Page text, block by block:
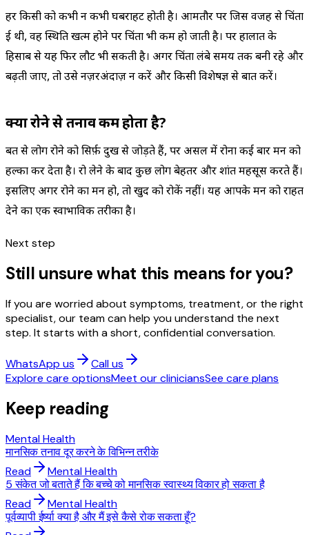
हर किसी को कभी न कभी घबराहट होती है। आमतौर पर जिस वजह से चिंता
हुई थी, वह स्थिति खत्म होने पर चिंता भी कम हो जाती है। पर हालात के
हिसाब से यह फिर लौट भी सकती है। अगर चिंता लंबे समय तक बनी रहे और
बढ़ती जाए, तो उसे नज़रअंदाज़ न करें और किसी विशेषज्ञ से बात करें।
क्या रोने से तनाव कम होता है?
बहुत से लोग रोने को सिर्फ़ दुख से जोड़ते हैं, पर असल में रोना कई बार मन को
हल्का कर देता है। रो लेने के बाद कुछ लोग बेहतर और शांत महसूस करते हैं।
इसलिए अगर रोने का मन हो, तो खुद को रोकें नहीं। यह आपके मन को राहत
देने का एक स्वाभाविक तरीका है।
Next step
Still unsure what this means for you?
If you are worried about symptoms, treatment, or the right
specialist, our team can help you understand the next
step. It starts with a short, confidential conversation.
WhatsApp us
Call us
Explore care optionsMeet our cliniciansSee care plans
Keep reading
Mental Health
मानसिक तनाव दूर करने के विभिन्न तरीके
Read
Mental Health
5 संकेत जो बताते हैं कि बच्चे को मानसिक स्वास्थ्य विकार हो सकता है
Read
Mental Health
पूर्वव्यापी ईर्ष्या क्या है और मैं इसे कैसे रोक सकता हूँ?